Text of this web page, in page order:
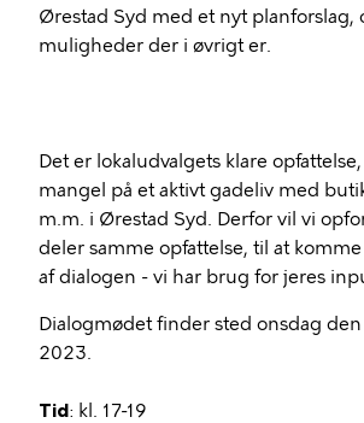
Ørestad Syd med et nyt planforslag,
muligheder der i øvrigt er.
Det er lokaludvalgets klare
mangel på et aktivt gadeliv med
m.m. i Ørestad Syd. Derfor vil vi
deler samme opfattelse, til at
af dialogen - vi har brug for jeres
Dialogmødet finder sted onsdag
2023.
Tid: kl. 17-19